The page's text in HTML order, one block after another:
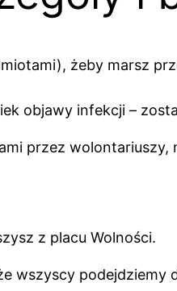
żeby marsz
objawy infekcji –
przez wolontariuszy,
z placu Wolności.
wszyscy